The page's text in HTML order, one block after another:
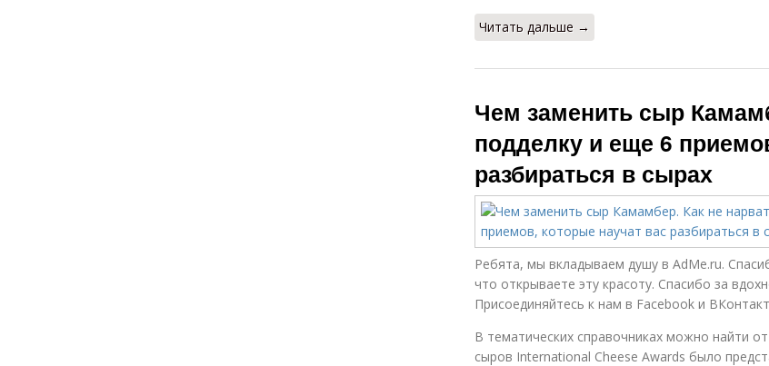
Читать дальше →
Чем заменить сыр
подделку и еще 6
разбираться в сырах
Ребята, мы вкладываем душу в AdMe.ru.
что открываете эту красоту. Спасибо за
Присоединяйтесь к нам в Facebook и
В тематических справочниках можно найти
сыров International Cheese Awards было